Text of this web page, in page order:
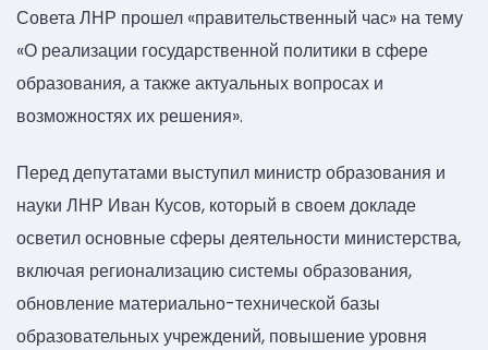
Совета ЛНР прошел «правительственный час» на тему
«О реализации государственной политики в сфере
образования, а также актуальных вопросах и
возможностях их решения».
Перед депутатами выступил министр образования и
науки ЛНР Иван Кусов, который в своем докладе
осветил основные сферы деятельности министерства,
включая регионализацию системы образования,
обновление материально-технической базы
образовательных учреждений, повышение уровня